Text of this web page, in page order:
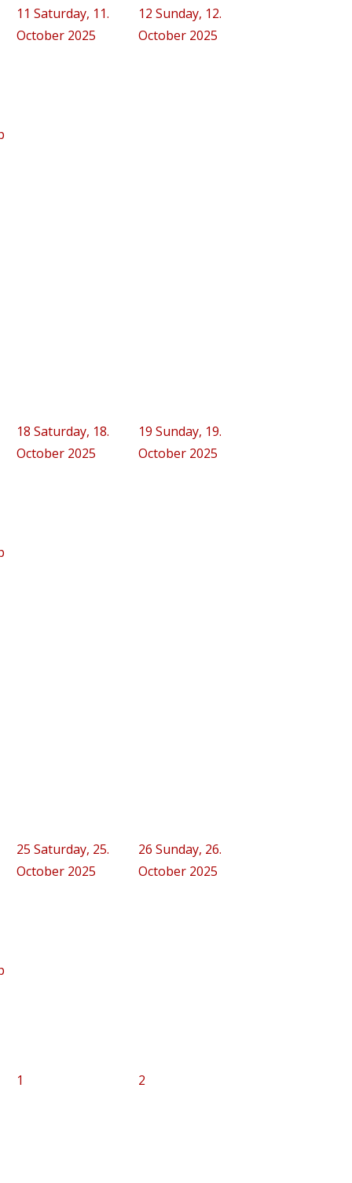
11 Saturday, 11.
October 2025
12 Sunday, 12.
October 2025
18 Saturday, 18.
October 2025
19 Sunday, 19.
October 2025
25 Saturday, 25.
October 2025
26 Sunday, 26.
October 2025
1 2